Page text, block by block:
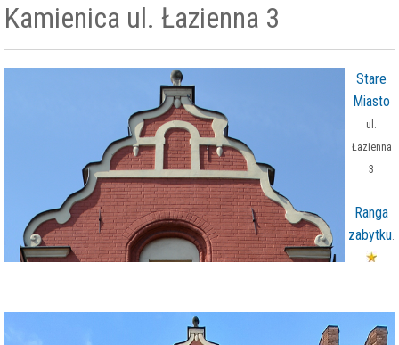
Kamienica ul. Łazienna 3
Stare
Miasto
ul.
Łazienna
3
Ranga
zabytku: